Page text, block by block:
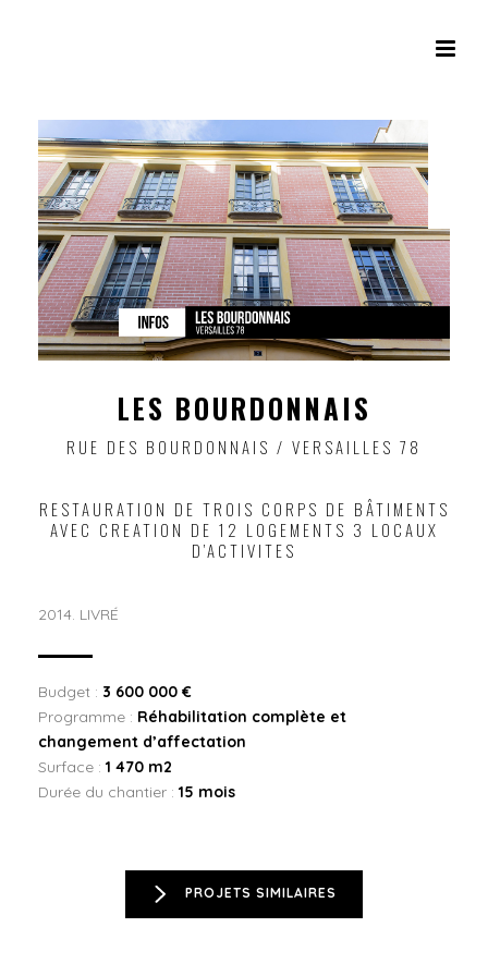
LES BOURDONNAIS
RUE DES BOURDONNAIS / VERSAILLES 78
RESTAURATION DE TROIS CORPS DE BÂTIMENTS
AVEC CREATION DE 12 LOGEMENTS 3 LOCAUX
D’ACTIVITES
2014. LIVRÉ
Budget : 3 600 000 €
Programme : Réhabilitation complète et
changement d’affectation
Surface : 1 470 m2
Durée du chantier : 15 mois
PROJETS SIMILAIRES